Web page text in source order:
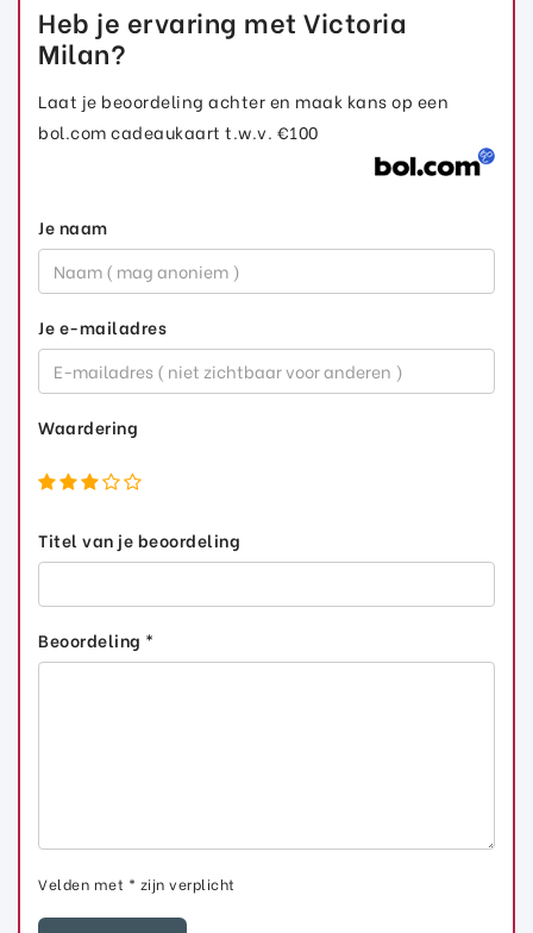
Heb je ervaring met Victoria
Milan?
Laat je beoordeling achter en maak kans op een
bol.com cadeaukaart t.w.v. €100
Je naam
Je e-mailadres
Waardering
Titel van je beoordeling
Beoordeling *
Velden met * zijn verplicht